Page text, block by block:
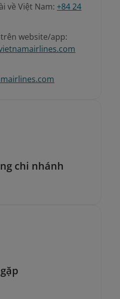
về Việt Nam: +84 24
website/app:
chi nhánh